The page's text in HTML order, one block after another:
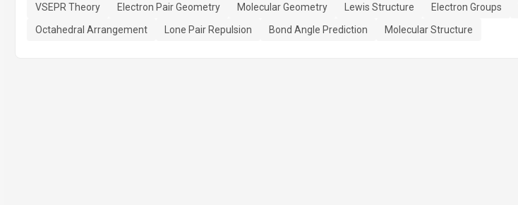
VSEPR Theory Electron Pair Geometry Molecular Geometry Lewis Structure Electron Groups
Octahedral Arrangement
Lone Pair Repulsion Bond Angle Prediction Molecular Structure